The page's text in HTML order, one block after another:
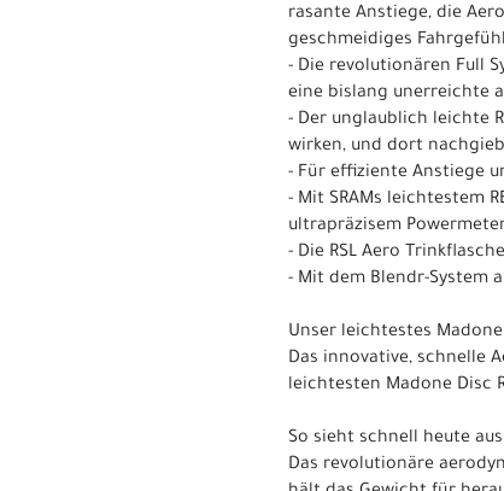
rasante Anstiege, die
geschmeidiges
- Die revolutionären Full
eine bislang unerreichte
- Der unglaublich leichte
wirken, und dort
- Für effiziente Anstiege
- Mit SRAMs leichtestem
ultrapräzisem
- Die RSL Aero
- Mit dem Blendr-System
Unser leichtestes
Das innovative, schnelle
leichtesten Madone Disc
So sieht schnell heute aus
Das revolutionäre